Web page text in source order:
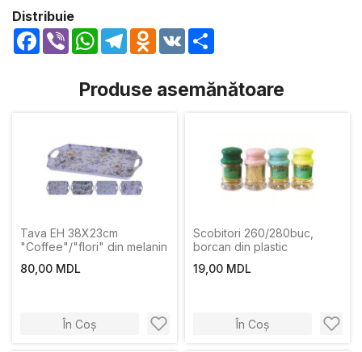
Distribuie
Facebook
Viber WhatsApp
TelegramOdnoklassniki
VK
Produse asemănătoare
Tava EH 38X23cm
"Coffee"/"flori" din melanin
80,00 MDL
În Coș
Scobitori 260/280buc,
borcan din plastic
19,00 MDL
În Coș